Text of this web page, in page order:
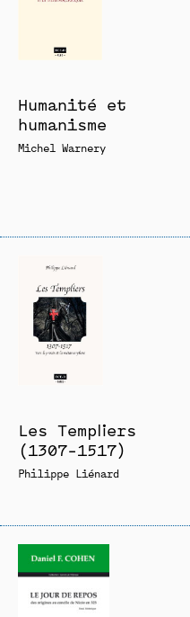
Humanité et
humanisme
Michel Warnery
Les Templiers
(1307-1517)
Philippe Liénard